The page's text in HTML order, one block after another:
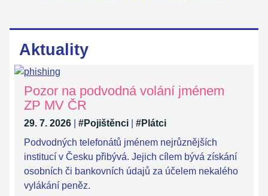
Aktuality
Pozor na podvodná volání jménem
ZP MV ČR
29. 7. 2026 #Pojištěnci
#Plátci
Podvodných telefonátů jménem nejrůznějších
institucí v Česku přibývá. Jejich cílem bývá získání
osobních či bankovních údajů za účelem nekalého
vylákání peněz.